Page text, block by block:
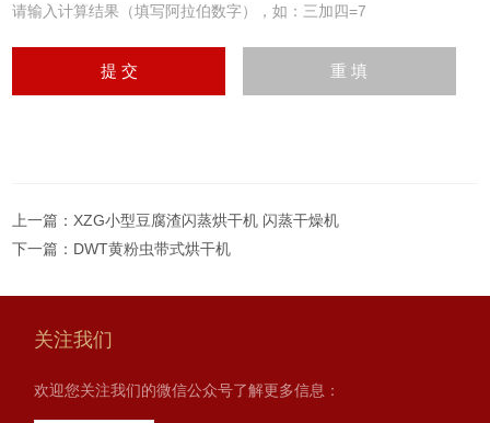
请输入计算结果（填写阿拉伯数字），如：三加四=7
上一篇： XZG小型豆腐渣闪蒸烘干机 闪蒸干燥机
下一篇： DWT黄粉虫带式烘干机
关注我们
欢迎您关注我们的微信公众号了解更多信息：